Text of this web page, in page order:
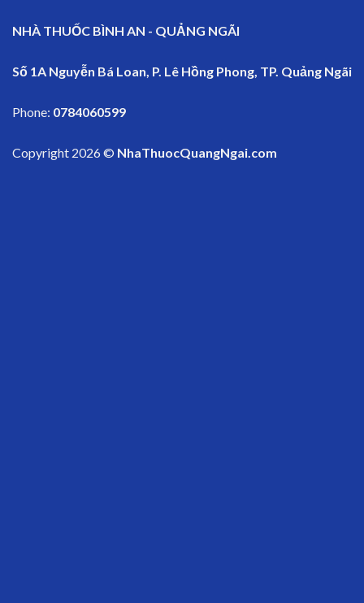
NHÀ THUỐC BÌNH AN - QUẢNG NGÃI
Số 1A Nguyễn Bá Loan, P. Lê Hồng Phong, TP. Quảng Ngãi
Phone: 0784060599
Copyright 2026 © NhaThuocQuangNgai.com